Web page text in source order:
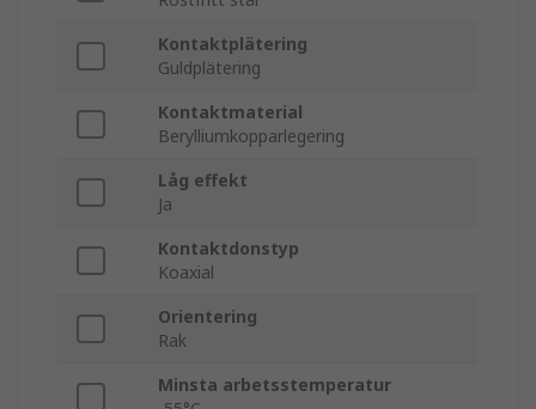
Kontaktplätering
Guldplätering
Kontaktmaterial
Berylliumkopparlegering
Låg effekt
Ja
Kontaktdonstyp
Koaxial
Orientering
Rak
Minsta arbetsstemperatur